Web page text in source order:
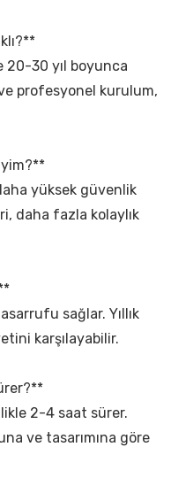
20-30 yıl boyunca
profesyonel kurulum,
yüksek güvenlik
daha fazla kolaylık
sağlar. Yıllık
karşılayabilir.
2-4 saat sürer.
ve tasarımına göre